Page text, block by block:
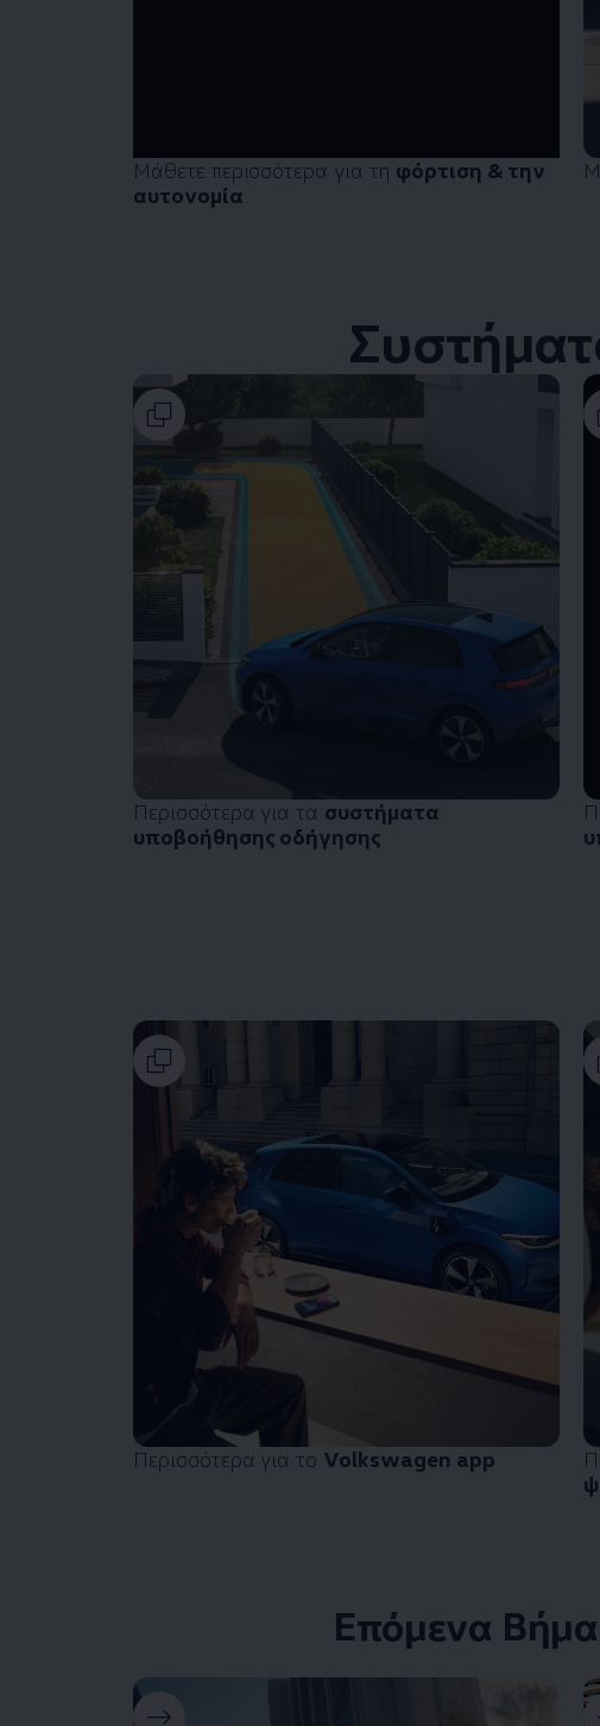
Μάθετε περισσότερα για τη φόρτιση & την
αυτονομία
Περισσότερα για τα συστήματα
υποβοήθησης οδήγησης
Περισσότερα για το Volkswagen app
Επόμενα